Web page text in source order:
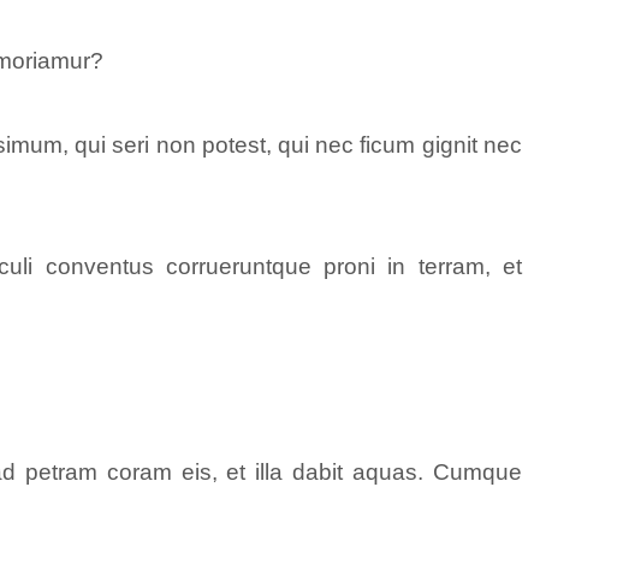
qui seri non potest, qui nec ficum gignit nec
conventus corrueruntque proni in terram, et
petram coram eis, et illa dabit aquas. Cumque